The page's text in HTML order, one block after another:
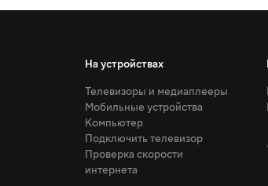
На устройствах
Телевизоры и медиаплееры
Мобильные устройства
Компьютер
Подключить телевизор
Проверка скорости
интернета